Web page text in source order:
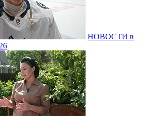
НОВОСТИ в